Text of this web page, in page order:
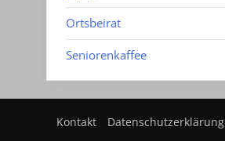
Ortsbeirat
Seniorenkaffee
Kontakt Datenschutzerklärung